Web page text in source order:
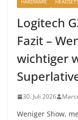
HARDWARE
Logitech
Fazit –
wichtiger
30. Juli 2026
Weniger Show,